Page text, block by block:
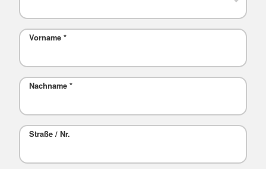
Vorname *
Nachname *
Straße / Nr.